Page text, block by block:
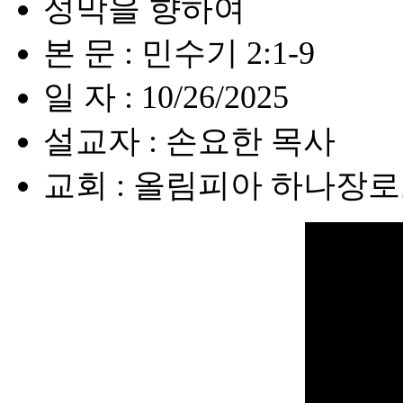
성막을 향하여
본 문 : 민수기 2:1-9
일 자 : 10/26/2025
설교자 : 손요한 목사
교회 : 올림피아 하나장